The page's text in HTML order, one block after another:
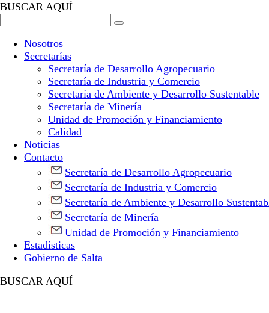
BUSCAR AQUÍ
Nosotros
Secretarías
Secretaría de Desarrollo Agropecuario
Secretaría de Industria y Comercio
Secretaría de Ambiente y Desarrollo Sustentable
Secretaría de Minería
Unidad de Promoción y Financiamiento
Calidad
Noticias
Contacto
Secretaría de Desarrollo Agropecuario
Secretaría de Industria y Comercio
Secretaría de Ambiente y Desarrollo
Secretaría de Minería
Unidad de Promoción y Financiamiento
Estadísticas
Gobierno de Salta
BUSCAR AQUÍ